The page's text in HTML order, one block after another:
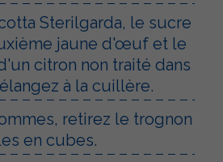
Sterilgarda, le sucre
jaune d'œuf et le
citron non traité dans
à la cuillère.
retirez le trognon
en cubes.